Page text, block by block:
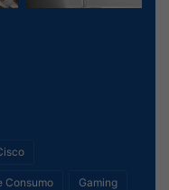
Consumo Gaming